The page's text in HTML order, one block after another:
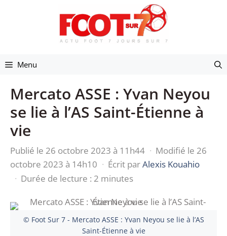
Menu
Mercato ASSE : Yvan Neyou
se lie à l’AS Saint-Étienne à
vie
Publié le 26 octobre 2023 à 11h44 · Modifié le 26
octobre 2023 à 14h10 · Écrit parAlexis Kouahio
· Durée de lecture : 2 minutes
© Foot Sur 7 - Mercato ASSE : Yvan Neyou se lie à l’AS
Saint-Étienne à vie